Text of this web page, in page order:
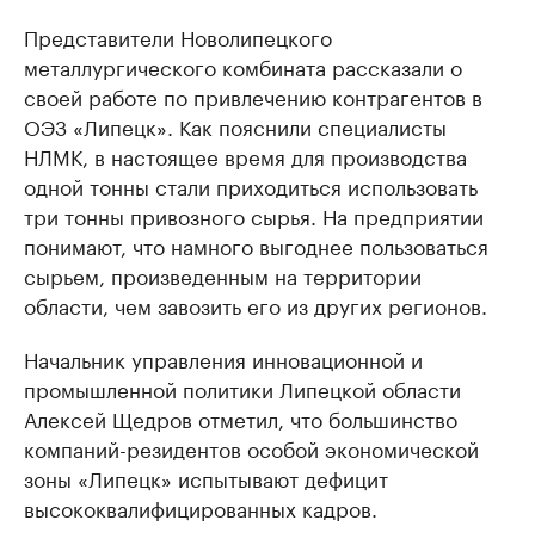
Представители Новолипецкого
металлургического комбината рассказали о
своей работе по привлечению контрагентов в
ОЭЗ «Липецк». Как пояснили специалисты
НЛМК, в настоящее время для производства
одной тонны стали приходиться использовать
три тонны привозного сырья. На предприятии
понимают, что намного выгоднее пользоваться
сырьем, произведенным на территории
области, чем завозить его из других регионов.
Начальник управления инновационной и
промышленной политики Липецкой области
Алексей Щедров отметил, что большинство
компаний-резидентов особой экономической
зоны «Липецк» испытывают дефицит
высококвалифицированных кадров.